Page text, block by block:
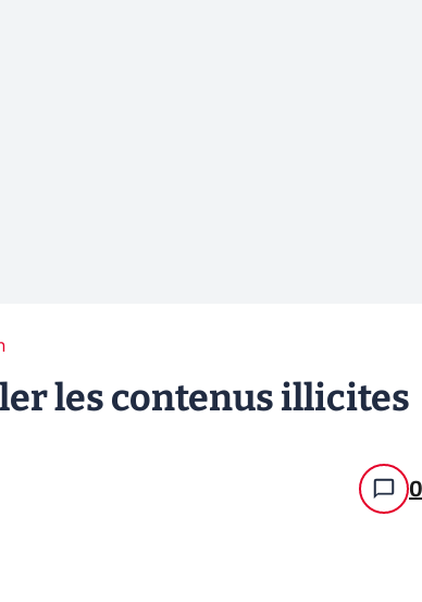
les contenus illicites
0